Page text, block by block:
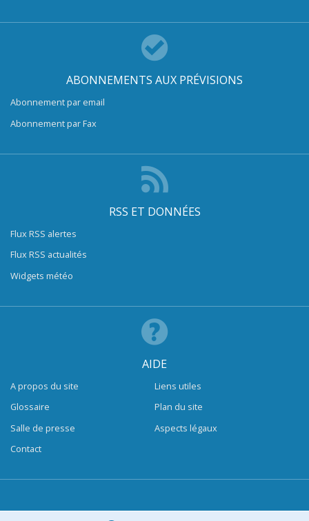
ABONNEMENTS AUX PRÉVISIONS
Abonnement par email
Abonnement par Fax
RSS ET DONNÉES
Flux RSS alertes
Flux RSS actualités
Widgets météo
AIDE
A propos du site
Glossaire
Salle de presse
Contact
Liens utiles
Plan du site
Aspects légaux